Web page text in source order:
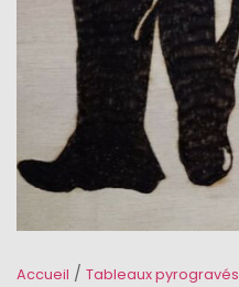
Accueil / Tableaux pyrogravés